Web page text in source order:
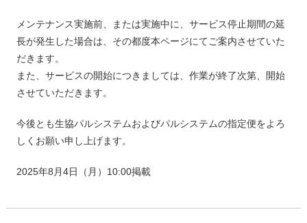
メンテナンス実施前、または実施中に、サービス停止期間の延
長が発生した場合は、その都度本ページにてご案内させていた
だきます。
また、サービスの開始につきましては、作業が終了次第、開始
させていただきます。
今後とも生協パルシステムおよびパルシステムの指定便をよろ
しくお願い申し上げます。
2025年8月4日（月）10:00掲載